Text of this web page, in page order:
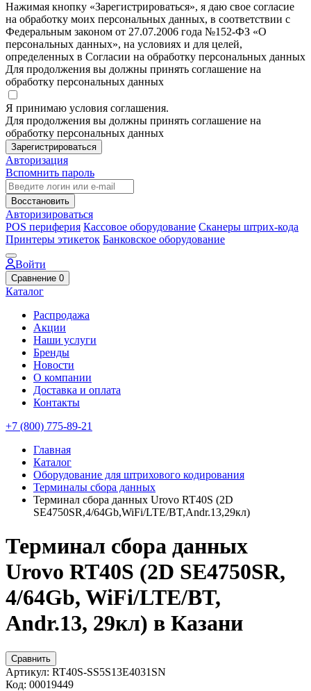
Нажимая кнопку «Зарегистрироваться», я даю свое согласие
на обработку моих персональных данных, в соответствии с
Федеральным законом от 27.07.2006 года №152-ФЗ «О
персональных данных», на условиях и для целей,
определенных в Согласии на обработку персональных данных
Для продолжения вы должны принять соглашение на
обработку персональных данных
Я принимаю условия соглашения.
Для продолжения вы должны принять соглашение на
обработку персональных данных
Зарегистрироваться
Авторизация
Вспомнить пароль
Восстановить
Авторизироваться
POS периферия Кассовое оборудование Сканеры штрих-кода
Принтеры этикеток Банковское оборудование
Войти
Сравнение 0
Каталог
Распродажа
Акции
Наши услуги
Бренды
Новости
О компании
Доставка и оплата
Контакты
+7 (800) 775-89-21
Главная
Каталог
Оборудование для штрихового кодирования
Терминалы сбора данных
Терминал сбора данных Urovo RT40S (2D
SE4750SR,4/64Gb,WiFi/LTE/BT,Andr.13,29кл)
Терминал сбора данных
Urovo RT40S (2D SE4750SR,
4/64Gb, WiFi/LTE/BT,
Andr.13, 29кл) в Казани
Сравнить
Артикул: RT40S-SS5S13E4031SN
Код: 00019449